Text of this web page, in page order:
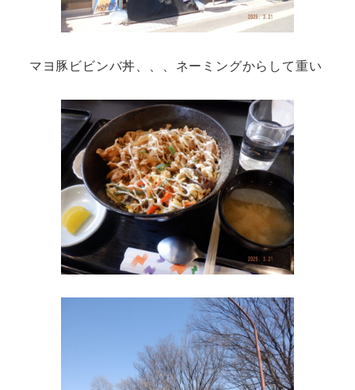
マヨ豚ビビンバ丼、、、ネーミングからして重い